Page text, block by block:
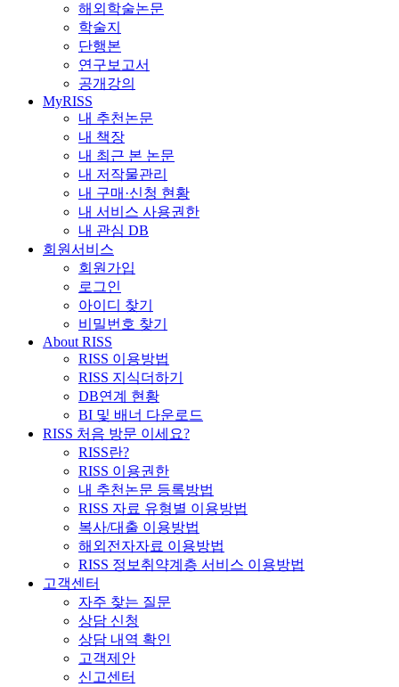
해외학술논문
학술지
단행본
연구보고서
공개강의
MyRISS
내 추천논문
내 책장
내 최근 본 논문
내 저작물관리
내 구매·신청 현황
내 서비스 사용권한
내 관심 DB
회원서비스
회원가입
로그인
아이디 찾기
비밀번호 찾기
About RISS
RISS 이용방법
RISS 지식더하기
DB연계 현황
BI 및 배너 다운로드
RISS 처음 방문 이세요?
RISS란?
RISS 이용권한
내 추천논문 등록방법
RISS 자료 유형별 이용방법
복사/대출 이용방법
해외전자자료 이용방법
RISS 정보취약계층 서비스 이용방법
고객센터
자주 찾는 질문
상담 신청
상담 내역 확인
고객제안
신고센터